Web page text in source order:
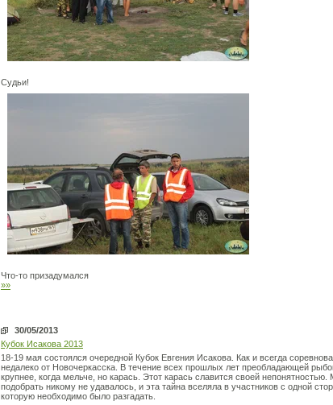
Судьи!
Что-то призадумался
»»
30/05/2013
Кубок Исакова 2013
18-19 мая состоялся очередной Кубок Евгения Исакова. Как и всегда
недалеко от Новочеркасска. В течение всех прошлых лет преобладающей
крупнее, когда мельче, но карась. Этот карась славится своей
подобрать никому не удавалось, и эта тайна вселяла в участников с одной
которую необходимо было разгадать.